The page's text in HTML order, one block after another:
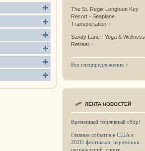
The St. Regis Longboat Key
Resort - Seaplane
Transportation
Sandy Lane - Yoga & Wellness
Retreat
Все спецпредложения
ЛЕНТА НОВОСТЕЙ
Временный топливный сбор!
Главные события в США в
2026: фестивали, церемонии
награждений, спорт